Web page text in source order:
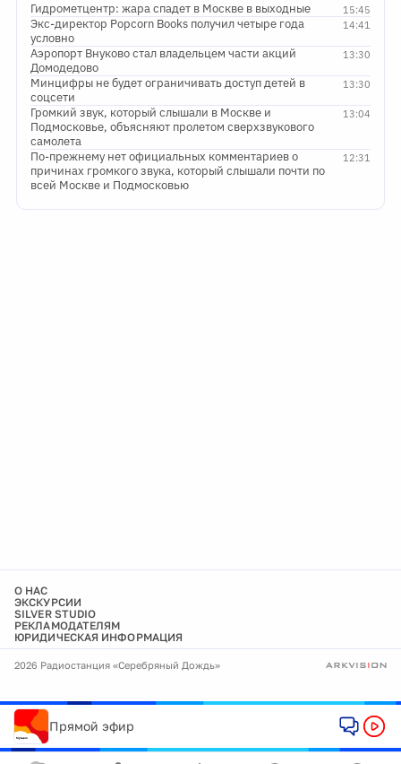
15:45
Гидрометцентр: жара спадет в Москве в выходные
14:41
Экс-директор Popcorn Books получил четыре года
условно
13:30
Аэропорт Внуково стал владельцем части акций
Домодедово
13:30
Минцифры не будет ограничивать доступ детей в
соцсети
13:04
Громкий звук, который слышали в Москве и
Подмосковье, объясняют пролетом сверхзвукового
самолета
12:31
По-прежнему нет официальных комментариев о
причинах громкого звука, который слышали почти по
всей Москве и Подмосковью
О НАС
ЭКСКУРСИИ
SILVER STUDIO
РЕКЛАМОДАТЕЛЯМ
ЮРИДИЧЕСКАЯ ИНФОРМАЦИЯ
2026 Радиостанция «Серебряный Дождь»
Прямой эфир